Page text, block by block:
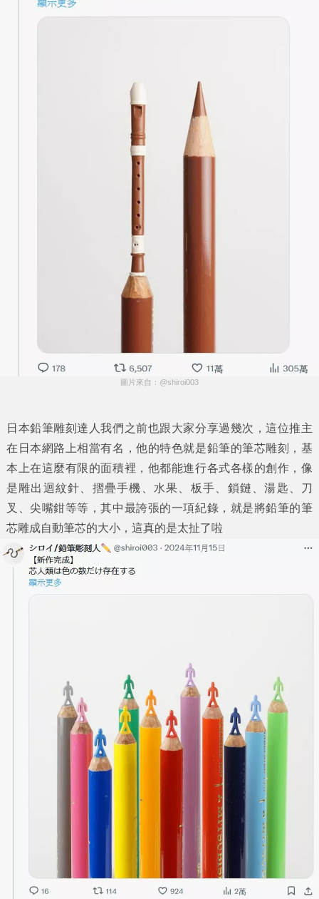
圖片來自：@shiroi003
日本鉛筆雕刻達人我們之前也跟大家分享過幾次，這位推主
在日本網路上相當有名，他的特色就是鉛筆的筆芯雕刻，基
本上在這麼有限的面積裡，他都能進行各式各樣的創作，像
是雕出迴紋針、摺疊手機、水果、板手、鎖鏈、湯匙、刀
叉、尖嘴鉗等等，其中最誇張的一項紀錄，就是將鉛筆的筆
芯雕成自動筆芯的大小，這真的是太扯了啦